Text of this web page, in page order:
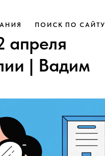
ПОИСК ПО САЙТУ
апреля
| Вадим